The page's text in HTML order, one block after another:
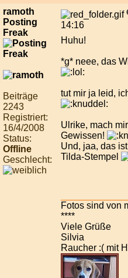
ramoth
Posting
Freak
Beiträge
2243
Registriert:
16/4/2008
Status:
Offline
Geschlecht:
14:16
Huhu!
*g* neee, das
tut mir ja leid,
Ulrike, mach
Gewissen!
Und, jaa, das
Tilda-Stempel
Fotos sind von
****
Viele Grüße
Silvia
Raucher :( mit